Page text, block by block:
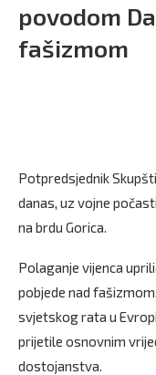
povodom
fašizmom
Potpredsjednik
danas, uz vojne
na brdu Gorica.
Polaganje vijenca
pobjede nad
svjetskog rata u
prijetile osnovnim
dostojanstva.